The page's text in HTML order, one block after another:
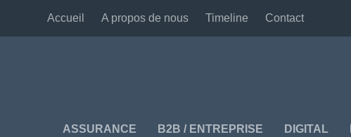
Accueil A propos de nous Timeline Contact
ASSURANCE B2B / ENTREPRISE DIGITAL